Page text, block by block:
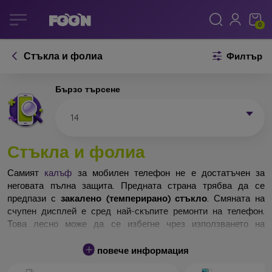
0
Стъкла и фолиа Филтър
Бързо търсене
14
Стъкла и фолиа
Самият калъф за мобилен телефон не е достатъчен за
неговата пълна защита. Предната страна трябва да се
предпази с закалено (темперирано) стъкло. Смяната на
счупен дисплей е сред най-скъпите ремонти на телефон.
Това лесно може да се избегне чрез използването на
Неразбиваемо стъкло за телефон не съществува, но при
повече информация